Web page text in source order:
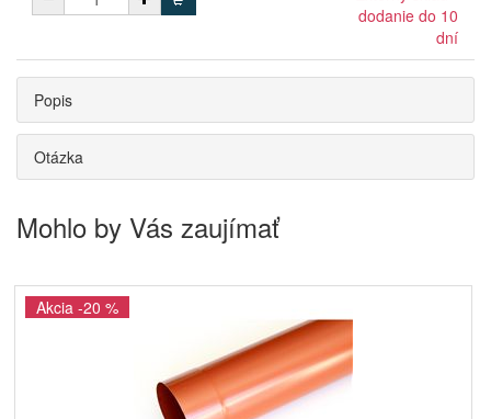
dodanie do 10
dní
Popis
Otázka
Mohlo by Vás zaujímať
Akcia -20 %